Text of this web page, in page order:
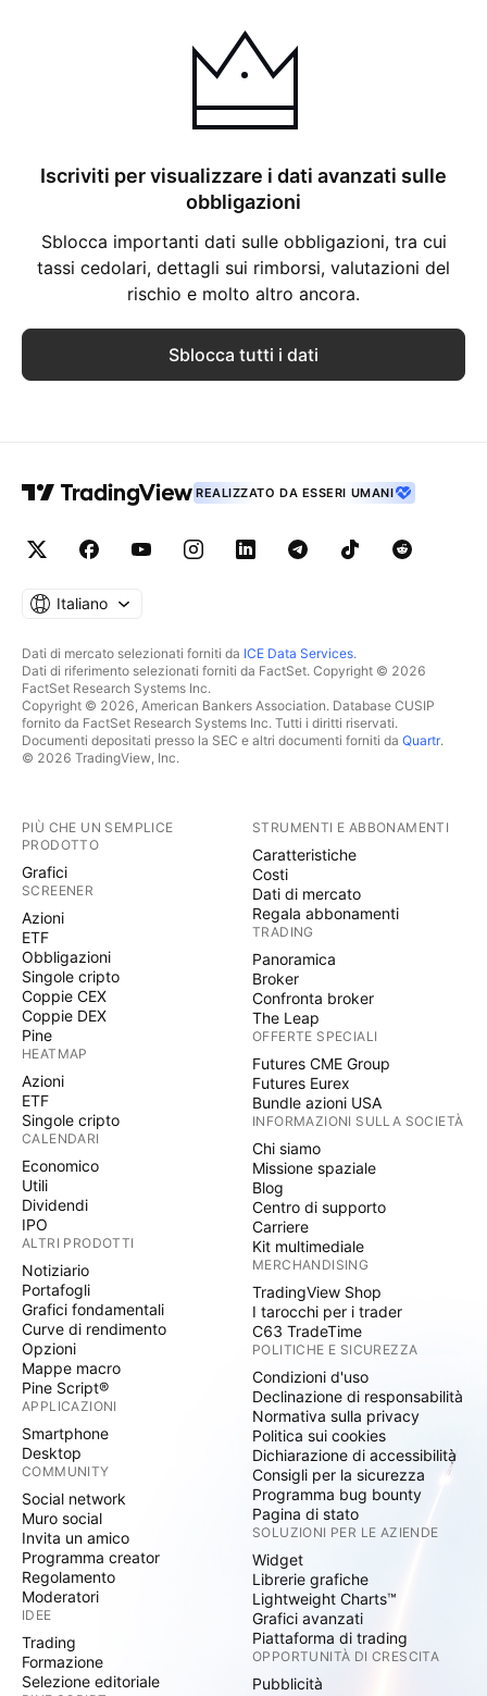
Iscriviti per visualizzare i dati avanzati sulle
obbligazioni
Sblocca importanti dati sulle obbligazioni, tra cui
tassi cedolari, dettagli sui rimborsi, valutazioni del
rischio e molto altro ancora.
Sblocca tutti i dati
REALIZZATO DA ESSERI UMANI
Italiano
Dati di mercato selezionati forniti da ICE Data Services.
Dati di riferimento selezionati forniti da FactSet. Copyright © 2026
FactSet Research Systems Inc.
Copyright © 2026, American Bankers Association. Database CUSIP
fornito da FactSet Research Systems Inc. Tutti i diritti riservati.
Documenti depositati presso la SEC e altri documenti forniti da Quartr.
© 2026 TradingView, Inc.
PIÙ CHE UN SEMPLICE
PRODOTTO
Grafici
SCREENER
Azioni
ETF
Obbligazioni
Singole cripto
Coppie CEX
Coppie DEX
Pine
HEATMAP
Azioni
ETF
Singole cripto
CALENDARI
Economico
Utili
Dividendi
IPO
ALTRI PRODOTTI
Notiziario
Portafogli
Grafici fondamentali
Curve di rendimento
Opzioni
Mappe macro
Pine Script®
APPLICAZIONI
Smartphone
Desktop
COMMUNITY
Social network
Muro social
Invita un amico
Programma creator
Regolamento
Moderatori
IDEE
Trading
Formazione
Selezione editoriale
STRUMENTI E ABBONAMENTI
Caratteristiche
Costi
Dati di mercato
Regala abbonamenti
TRADING
Panoramica
Broker
Confronta broker
The Leap
OFFERTE SPECIALI
Futures CME Group
Futures Eurex
Bundle azioni USA
INFORMAZIONI SULLA SOCIETÀ
Chi siamo
Missione spaziale
Blog
Centro di supporto
Carriere
Kit multimediale
MERCHANDISING
TradingView Shop
I tarocchi per i trader
C63 TradeTime
POLITICHE E SICUREZZA
Condizioni d'uso
Declinazione di responsabilità
Normativa sulla privacy
Politica sui cookies
Dichiarazione di accessibilità
Consigli per la sicurezza
Programma bug bounty
Pagina di stato
SOLUZIONI PER LE AZIENDE
Widget
Librerie grafiche
Lightweight Charts™
Grafici avanzati
Piattaforma di trading
OPPORTUNITÀ DI CRESCITA
Pubblicità